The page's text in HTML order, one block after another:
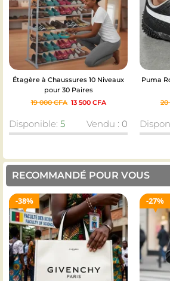
Puma Rocky Mostro 3D – Pointure
40 à 45
20 000CFA 14 000CFA
Disponible: 10 Vendu : 0
Sac à
en
RECOMMANDÉ POUR VOUS
27% 12%